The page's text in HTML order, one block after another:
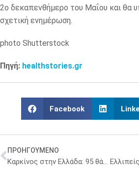
2ο δεκαπενθήμερο του Μαΐου και θα
σχετική ενημέρωση.
photo Shutterstock
Πηγή: healthstories.gr
Facebook
ΠΡΟΗΓΟΥΜΕΝΟ
Καρκίνος στην Ελλάδα: 95 θάνατοι κάθε ημέρα – Πάνω από 1,9 δισ. ευρώ το κόστος